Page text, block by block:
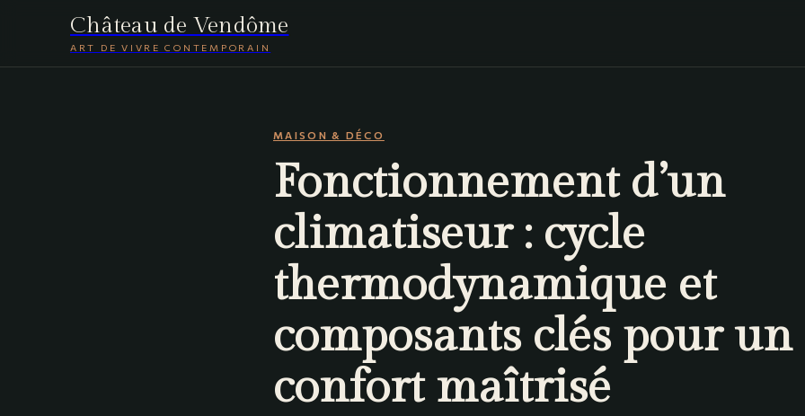
Château de Vendôme
ART DE VIVRE CONTEMPORAIN
MAISON & DÉCO
Fonctionnement d’un
climatiseur : cycle
thermodynamique et
composants clés pour un
confort maîtrisé